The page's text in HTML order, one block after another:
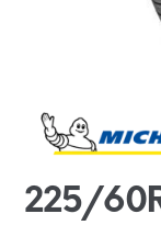
225/